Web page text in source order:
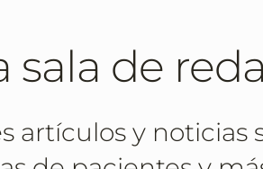
sala de
artículos y noticias